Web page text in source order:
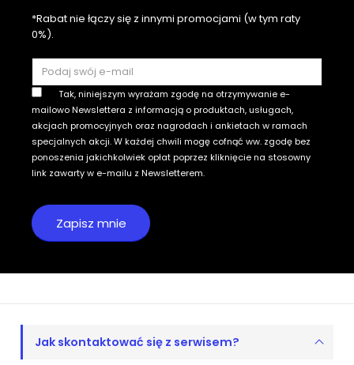
*Rabat nie łączy się z innymi promocjami (w tym raty
0%).
Tak, niniejszym wyrażam zgodę na otrzymywanie e-
mailowo Newslettera z informacją o produktach, usługach,
akcjach promocyjnych oraz nagrodach i ankietach w ramach
specjalnych akcji. W każdej chwili mogę cofnąć ww. zgodę bez
ponoszenia jakichkolwiek opłat poprzez kliknięcie na stosowny
link zawarty w e-mailu z Newsletterem.
Jak skontaktować się z serwisem?